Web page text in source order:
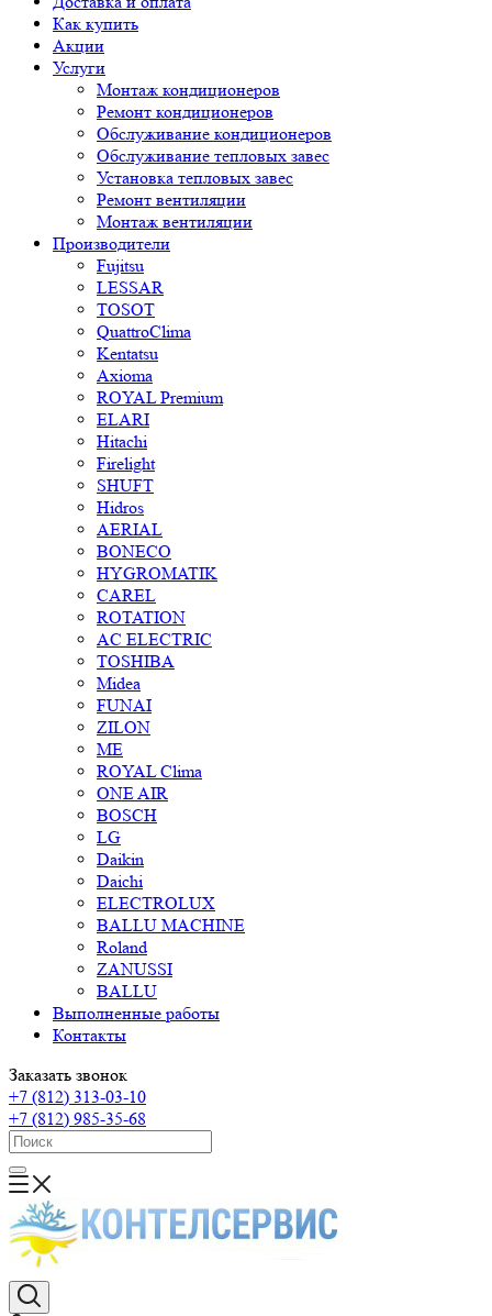
Как купить
Акции
Услуги
Монтаж кондиционеров
Ремонт кондиционеров
Обслуживание кондиционеров
Обслуживание тепловых завес
Установка тепловых завес
Ремонт вентиляции
Монтаж вентиляции
Производители
Fujitsu
LESSAR
TOSOT
QuattroClima
Kentatsu
Axioma
ROYAL Premium
ELARI
Hitachi
Firelight
SHUFT
Hidros
AERIAL
BONECO
HYGROMATIK
CAREL
ROTATION
AC ELECTRIC
TOSHIBA
Midea
FUNAI
ZILON
ME
ROYAL Clima
ONE AIR
BOSCH
LG
Daikin
Daichi
ELECTROLUX
BALLU MACHINE
Roland
ZANUSSI
BALLU
Выполненные работы
Контакты
Заказать звонок
+7 (812) 313-03-10
+7 (812) 985-35-68